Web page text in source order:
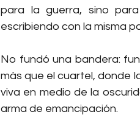
para la guerra, sino
escribiendo con la misma
No fundó una bandera:
más que el cuartel, donde
viva en medio de la
arma de emancipación.